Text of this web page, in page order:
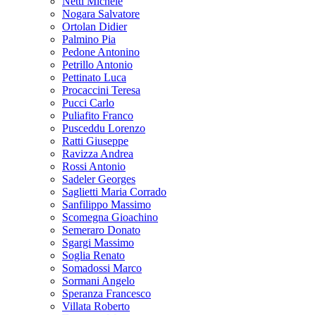
Nogara Salvatore
Ortolan Didier
Palmino Pia
Pedone Antonino
Petrillo Antonio
Pettinato Luca
Procaccini Teresa
Pucci Carlo
Puliafito Franco
Pusceddu Lorenzo
Ratti Giuseppe
Ravizza Andrea
Rossi Antonio
Sadeler Georges
Saglietti Maria Corrado
Sanfilippo Massimo
Scomegna Gioachino
Semeraro Donato
Sgargi Massimo
Soglia Renato
Somadossi Marco
Sormani Angelo
Speranza Francesco
Villata Roberto